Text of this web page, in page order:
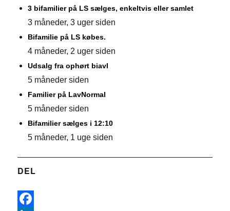
3 bifamilier på LS sælges, enkeltvis eller samlet
3 måneder, 3 uger siden
Bifamilie på LS købes.
4 måneder, 2 uger siden
Udsalg fra ophørt biavl
5 måneder siden
Familier på LavNormal
5 måneder siden
Bifamilier sælges i 12:10
5 måneder, 1 uge siden
DEL